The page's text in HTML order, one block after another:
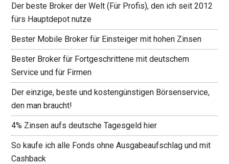
Der beste Broker der Welt (Für Profis), den ich seit 2012
fürs Hauptdepot nutze
Bester Mobile Broker für Einsteiger mit hohen Zinsen
Bester Broker für Fortgeschrittene mit deutschem
Service und für Firmen
Der einzige, beste und kostengünstigen Börsenservice,
den man braucht!
4% Zinsen aufs deutsche Tagesgeld hier
So kaufe ich alle Fonds ohne Ausgabeaufschlag und mit
Cashback